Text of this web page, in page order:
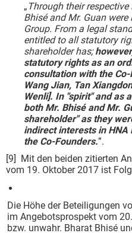
„ Through their
Bhisé and Mr. Guan
Group. From a legal
entitled to all statutory
shareholder has;
statutory rights as an
consultation with the
Wang Jian, Tan
Wenli]. In "spirit" and as
both Mr. Bhisé and Mr.
shareholder" as they
indirect interests in
the Co-Founders.”.
[9] Mit den beiden zitierten
vom 19. Oktober 2017 ist
Die Höhe der Beteiligungen
im Angebotsprospekt vom
bzw. unwahr. Bharat Bhisé